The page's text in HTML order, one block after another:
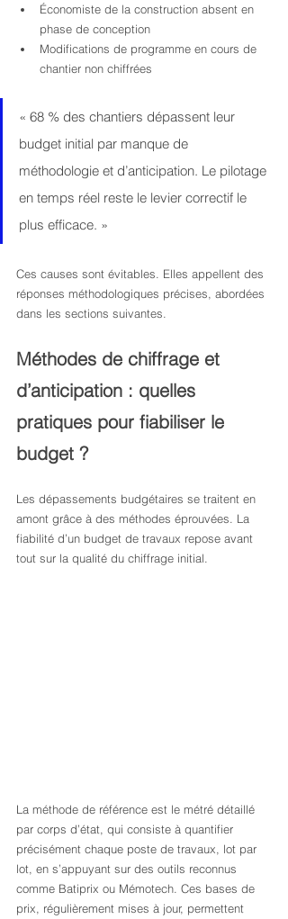
Économiste de la construction absent en
phase de conception
Modifications de programme en cours de
chantier non chiffrées
« 68 % des chantiers dépassent leur
budget initial par manque de
méthodologie et d’anticipation. Le pilotage
en temps réel reste le levier correctif le
plus efficace. »
Ces causes sont évitables. Elles appellent des
réponses méthodologiques précises, abordées
dans les sections suivantes.
Méthodes de chiffrage et
d’anticipation : quelles
pratiques pour fiabiliser le
budget ?
Les dépassements budgétaires se traitent en
amont grâce à des méthodes éprouvées. La
fiabilité d’un budget de travaux repose avant
tout sur la qualité du chiffrage initial.
La méthode de référence est le métré détaillé
par corps d’état, qui consiste à quantifier
précisément chaque poste de travaux, lot par
lot, en s’appuyant sur des outils reconnus
comme Batiprix ou Mémotech. Ces bases de
prix, régulièrement mises à jour, permettent